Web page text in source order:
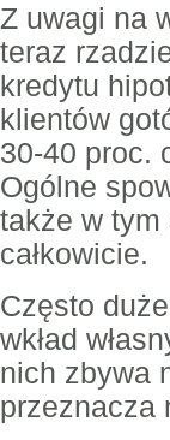
Z uwagi na
teraz
kredytu
klientów
30-40 proc.
Ogólne
także w tym
całkowicie.
Często
wkład
nich zbywa
przeznacza